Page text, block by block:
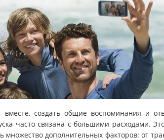
создать общие воспоминания и
часто связана с большими расходами.
множество дополнительных факторов: от